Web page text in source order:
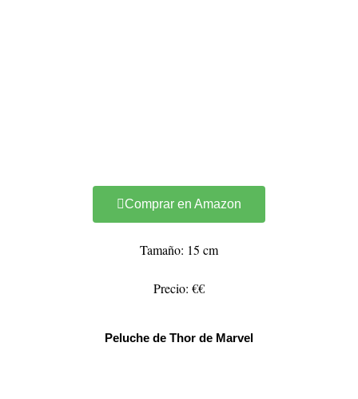
Comprar en Amazon
Tamaño: 15 cm
Precio: €€
Peluche de Thor de Marvel